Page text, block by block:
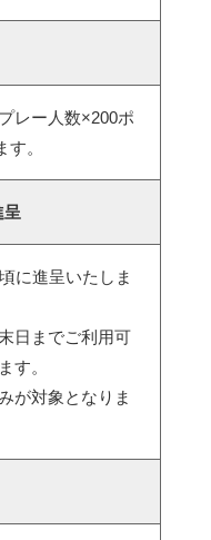
レー人数×200ポ
。
呈
に進呈いたしま
日までご利用可
す。
が対象となりま